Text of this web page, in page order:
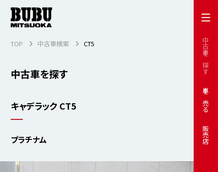
中古車を探す
車を売る
販売店
中古車を探す
TOP 中古車検索 CT5
キャデラック CT5
プラチナム